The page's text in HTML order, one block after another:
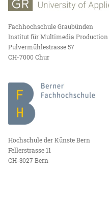
Fachhochschule Graubünden
Institut für Multimedia Production
Pulvermühlestrasse 57
CH-7000 Chur
Hochschule der Künste Bern
Fellerstrasse 11
CH-3027 Bern